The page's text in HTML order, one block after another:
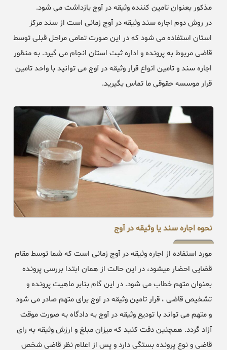
مذکور بعنوان تامین کننده وثیقه در آوج بازداشت می شود.
در روش دوم اجاره سند وثیقه در آوج زمانی است از سند مرکز
استان استفاده می شود که در این صورت تمامی مراحل قبلی توسط
قاضی مربوط به پرونده و اداره ثبت استان انجام می گیرد. به منظور
اجاره سند و تامین انواع قرار وثیقه در آوج می توانید با واحد تامین
قرار موسسه حقوقی ما تماس بگیرید.
نحوه اجاره سند یا وثیقه در آوج
مورد استفاده از اجاره وثیقه در آوج زمانی است که شما توسط مقام
قضایی احضار میشود، در این حالت از همان ابتدا بررسی پرونده
بعنوان متهم خطاب می شود. در این گام بنابر ماهیت پرونده و
تشخیص قاضی ، قرار تامین وثیقه در آوج برای متهم صادر می شود
و متهم می تواند با تودیع وثیقه در آوج به دادگاه به صورت موقت
آزاد گردد. همچنین دقت کنید که میزان مبلغ و ارزش وثیقه به رای
قاضی و نوع پرونده بستگی دارد و پس از اعلام نظر قاضی شخص